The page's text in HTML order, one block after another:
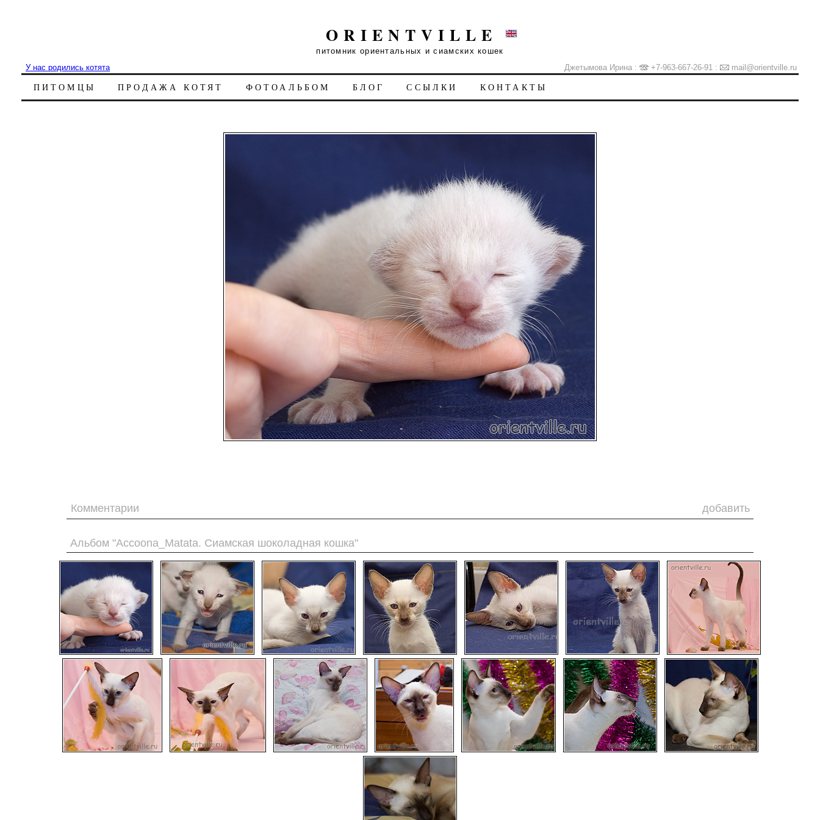
ORIENTVILLE
питомник ориентальных и сиамских кошек
У нас родились котята
Джетымова Ирина : +7-963-667-26-91 : mail@orientville.ru
ПИТОМЦЫ ПРОДАЖА КОТЯТ ФОТОАЛЬБОМ БЛОГ ССЫЛКИ КОНТАКТЫ
Комментарии добавить
Альбом "Accoona_Matata. Сиамская шоколадная кошка"